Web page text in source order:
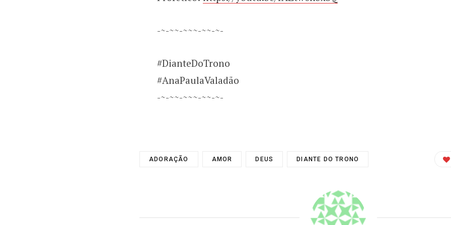
-~-~~-~~~-~~-~-
#DianteDoTrono
#AnaPaulaValadão
-~-~~-~~~-~~-~-
ADORAÇÃO AMOR DEUS DIANTE DO TRONO